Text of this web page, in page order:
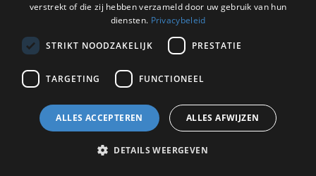
verstrekt of die zij hebben verzameld door uw gebruik van hun
diensten. Privacybeleid
STRIKT NOODZAKELIJK PRESTATIE
TARGETING FUNCTIONEEL
ALLES ACCEPTEREN ALLES AFWIJZEN
DETAILS WEERGEVEN